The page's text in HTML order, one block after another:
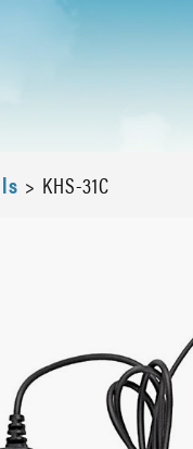
> KHS-31C